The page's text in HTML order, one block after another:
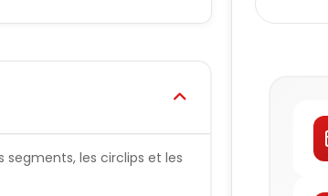
segments, les circlips et les